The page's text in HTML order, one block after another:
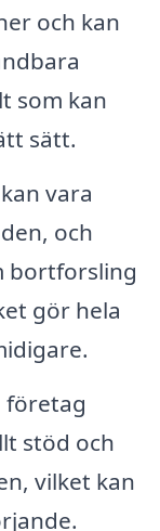
och kan
som kan
sätt.
vara
och
bortforsling
gör hela
företag
stöd och
vilket kan